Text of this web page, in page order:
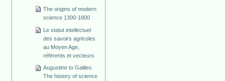
The origins of modern
science 1300-1800
Le statut intellectuel
des savoirs agricoles
au Moyen Age,
référents et vecteurs
Augustine to Galileo.
The history of science